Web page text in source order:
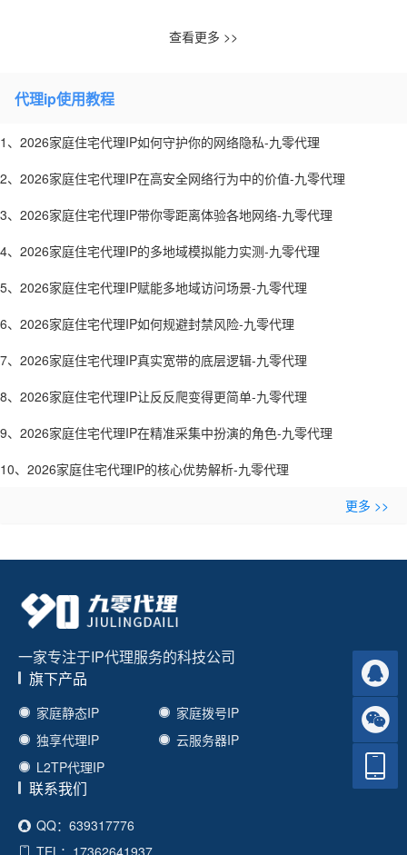
查看更多 >>
代理ip使用教程
1、2026家庭住宅代理IP如何守护你的网络隐私-九零代理
2、2026家庭住宅代理IP在高安全网络行为中的价值-九零代理
3、2026家庭住宅代理IP带你零距离体验各地网络-九零代理
4、2026家庭住宅代理IP的多地域模拟能力实测-九零代理
5、2026家庭住宅代理IP赋能多地域访问场景-九零代理
6、2026家庭住宅代理IP如何规避封禁风险-九零代理
7、2026家庭住宅代理IP真实宽带的底层逻辑-九零代理
8、2026家庭住宅代理IP让反反爬变得更简单-九零代理
9、2026家庭住宅代理IP在精准采集中扮演的角色-九零代理
10、2026家庭住宅代理IP的核心优势解析-九零代理
更多 >>
一家专注于IP代理服务的科技公司
旗下产品
家庭静态IP
家庭拨号IP
独享代理IP
云服务器IP
L2TP代理IP
联系我们
QQ：639317776
TEL：17362641937